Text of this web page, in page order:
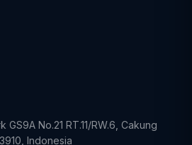
No.21 RT.11/RW.6, Cakung
Indonesia